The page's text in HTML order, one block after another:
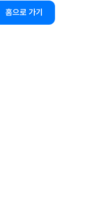
홈으로 가기